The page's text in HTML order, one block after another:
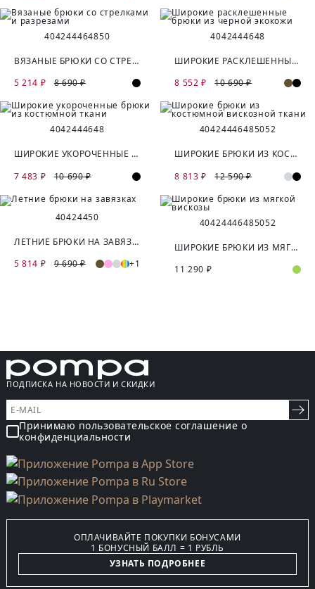
404244464850
ВЯЗАНЫЕ БРЮКИ СО СТРЕЛКАМИ И РАЗРЕЗАМИ
5 214 ₽
8 690 ₽
4042444648
ШИРОКИЕ РАСКЛЕШЕННЫЕ БРЮКИ ИЗ ЧЕРНОЙ ЭКОКОЖИ
8 552 ₽
10 690 ₽
4042444648
ШИРОКИЕ УКОРОЧЕННЫЕ БРЮКИ ИЗ КОСТЮМНОЙ ТКАНИ
7 483 ₽
10 690 ₽
40424446485052
ШИРОКИЕ БРЮКИ ИЗ КОСТЮМНОЙ ВИСКОЗНОЙ ТКАНИ
8 813 ₽
12 590 ₽
40424450
ЛЕТНИЕ БРЮКИ НА ЗАВЯЗКАХ
5 814 ₽
9 690 ₽ +1
40424446485052
ШИРОКИЕ БРЮКИ ИЗ МЯГКОЙ ВИСКОЗЫ
11 290 ₽
ПОДПИСКА НА НОВОСТИ И СКИДКИ
Принимаю пользовательское соглашение о
конфиденциальности
ОПЛАЧИВАЙТЕ ПОКУПКИ БОНУСАМИ
1 БОНУСНЫЙ БАЛЛ = 1 РУБЛЬ
УЗНАТЬ ПОДРОБНЕЕ